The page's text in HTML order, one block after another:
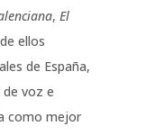
, El
ellos
de España,
voz e
como mejor